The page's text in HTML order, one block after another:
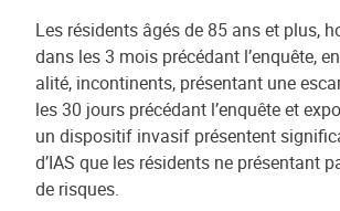
Les résidents âgés de 85 ans et plus,
dans les 3 mois précédant l’enquête,
alité, incontinents, présentant une
les 30 jours précédant l’enquête et
un dispositif invasif présentent
d’IAS que les résidents ne présentant
de risques.